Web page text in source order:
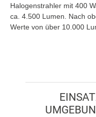
Halogenstrahler mit 400
ca. 4.500 Lumen. Nach
Werte von über 10.000